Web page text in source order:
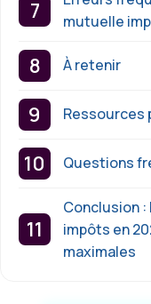
mutuelle
À retenir
Ressources
Questions
Conclusion
impôts en
maximales